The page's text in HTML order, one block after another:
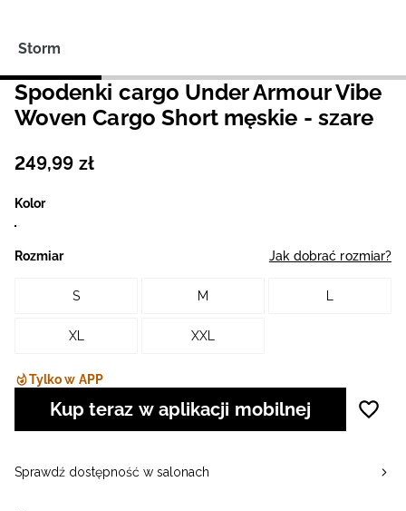
Storm
Spodenki cargo Under Armour Vibe
Woven Cargo Short męskie - szare
249,99 zł
Kolor
Rozmiar Jak dobrać rozmiar?
S M L
XL XXL
Tylko w APP
Kup teraz w aplikacji mobilnej
Sprawdź dostępność w salonach